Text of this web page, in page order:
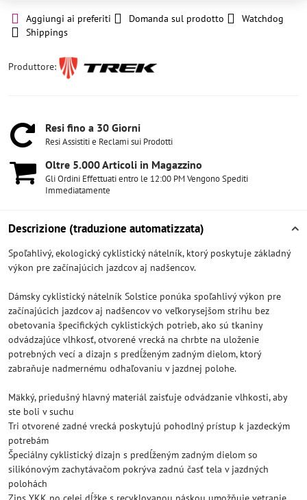
Aggiungi ai preferiti Domanda sul prodotto
Watchdog
Shippings
Produttore:
Resi fino a 30 Giorni
Resi Assistiti e Reclami sui Prodotti
Oltre 5​.000 Articoli in Magazzino
Gli Ordini Effettuati entro le 12:00 PM Vengono Spediti
Immediatamente
Descrizione (traduzione automatizzata)
Spoľahlivý, ekologický cyklistický nátelník, ktorý poskytuje základný
výkon pre začínajúcich jazdcov aj nadšencov.
Dámsky cyklistický nátelník Solstice ponúka spoľahlivý výkon pre
začínajúcich jazdcov aj nadšencov vo veľkorysejšom strihu bez
obetovania špecifických cyklistických potrieb, ako sú tkaniny
odvádzajúce vlhkosť, otvorené vrecká na chrbte na uloženie
potrebných vecí a dizajn s predĺženým zadným dielom, ktorý
zabraňuje nadmernému odhaľovaniu v jazdnej polohe.
Mäkký, priedušný hlavný materiál zaisťuje odvádzanie vlhkosti, aby
ste boli v suchu
Tri otvorené zadné vrecká poskytujú pohodlný prístup k jazdeckým
potrebám
Špeciálny cyklistický dizajn s predĺženým zadným dielom so
silikónovým zachytávačom pokrýva zadnú časť tela v jazdných
polohách